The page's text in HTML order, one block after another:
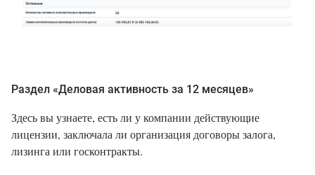
Раздел «Деловая активность за 12 месяцев»
Здесь вы узнаете, есть ли у компании действующие
лицензии, заключала ли организация договоры залога,
лизинга или госконтракты.